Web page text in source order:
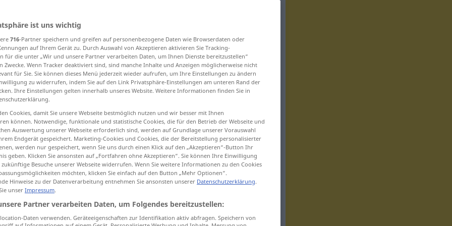
pedantisch, prosaisch
wahrheitsgetreu, nicht übertrieben
ausgedrückt wahr
ist uns wichtig
716-Partner speichern und greifen auf personenbezogene Daten wie Browserdaten oder
auf Ihrem Gerät zu. Durch Auswahl von Akzeptieren aktivieren Sie Tracking-
für die unter „Wir und unsere Partner verarbeiten Daten, um Ihnen Dienste bereitzustellen“
Zwecke. Wenn Tracker deaktiviert sind, sind manche Inhalte und Anzeigen möglicherweise nicht
für Sie. Sie können dieses Menü jederzeit wieder aufrufen, um Ihre Einstellungen zu ändern
zu widerrufen, indem Sie auf den Link Privatsphäre-Einstellungen am unteren Rand der
Ihre Einstellungen gelten innerhalb unseres Website. Weitere Informationen finden Sie in
Cookies, damit Sie unsere Webseite bestmöglich nutzen und wir besser mit Ihnen
können. Notwendige, funktionale und statistische Cookies, die für den Betrieb der Webseite und
Auswertung unserer Webseite erforderlich sind, werden auf Grundlage unserer Vorauswahl
Endgerät gespeichert. Marketing-Cookies und Cookies, die der Bereitstellung personalisierter
werden nur gespeichert, wenn Sie uns durch einen Klick auf den „Akzeptieren“-Button Ihr
geben. Klicken Sie ansonsten auf „Fortfahren ohne Akzeptieren“. Sie können Ihre Einwilligung
Besuche unserer Webseite widerrufen. Wenn Sie weitere Informationen zu den Cookies
möchten, klicken Sie einfach auf den Button „Mehr Optionen“.
Hinweise zu der Datenverarbeitung entnehmen Sie ansonsten unserer Datenschutzerklärung.
unser Impressum.
Partner verarbeiten Daten, um Folgendes bereitzustellen:
Daten verwenden. Geräteeigenschaften zur Identifikation aktiv abfragen. Speichern von